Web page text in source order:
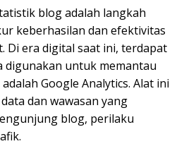
blog adalah langkah
keberhasilan dan efektivitas
Di era digital saat ini, terdapat
digunakan untuk memantau
Google Analytics. Alat ini
dan wawasan yang
blog, perilaku